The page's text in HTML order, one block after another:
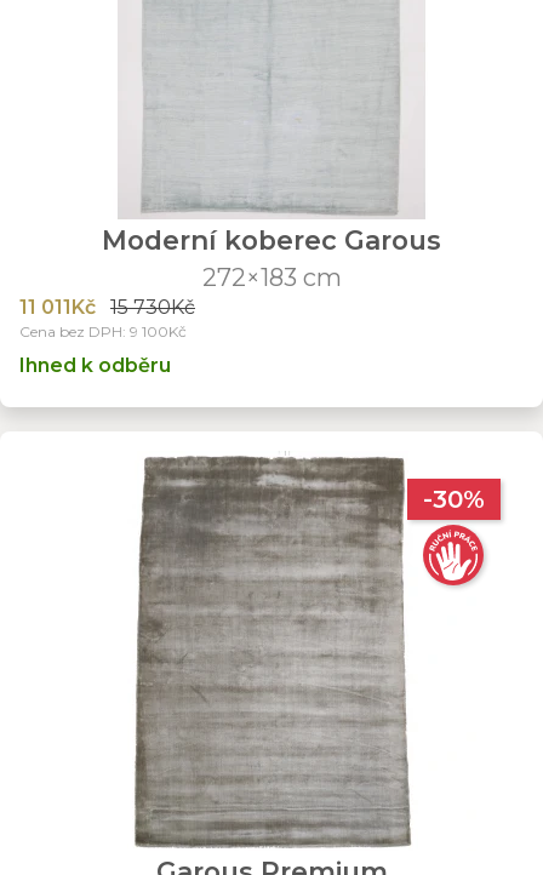
Moderní koberec Garous
272×183 cm
11 011Kč 15 730Kč
Cena bez DPH: 9 100Kč
Ihned k odběru
-30%